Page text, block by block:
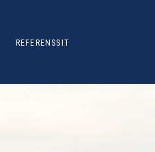
REFERENSSIT